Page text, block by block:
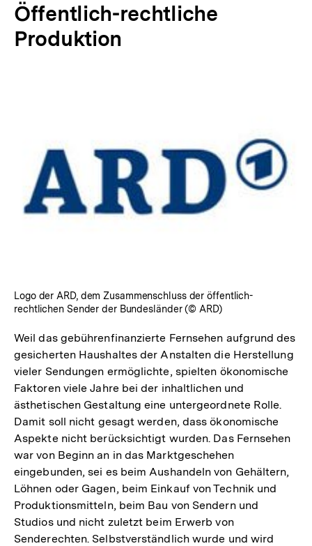
Öffentlich-rechtliche
Produktion
öffnen
Logo der ARD, dem Zusammenschluss der öffentlich-
rechtlichen Sender der Bundesländer (© ARD)
Weil das gebührenfinanzierte Fernsehen aufgrund des
gesicherten Haushaltes der Anstalten die Herstellung
vieler Sendungen ermöglichte, spielten ökonomische
Faktoren viele Jahre bei der inhaltlichen und
ästhetischen Gestaltung eine untergeordnete Rolle.
Damit soll nicht gesagt werden, dass ökonomische
Aspekte nicht berücksichtigt wurden. Das Fernsehen
war von Beginn an in das Marktgeschehen
eingebunden, sei es beim Aushandeln von Gehältern,
Löhnen oder Gagen, beim Einkauf von Technik und
Produktionsmitteln, beim Bau von Sendern und
Studios und nicht zuletzt beim Erwerb von
Senderechten. Selbstverständlich wurde und wird